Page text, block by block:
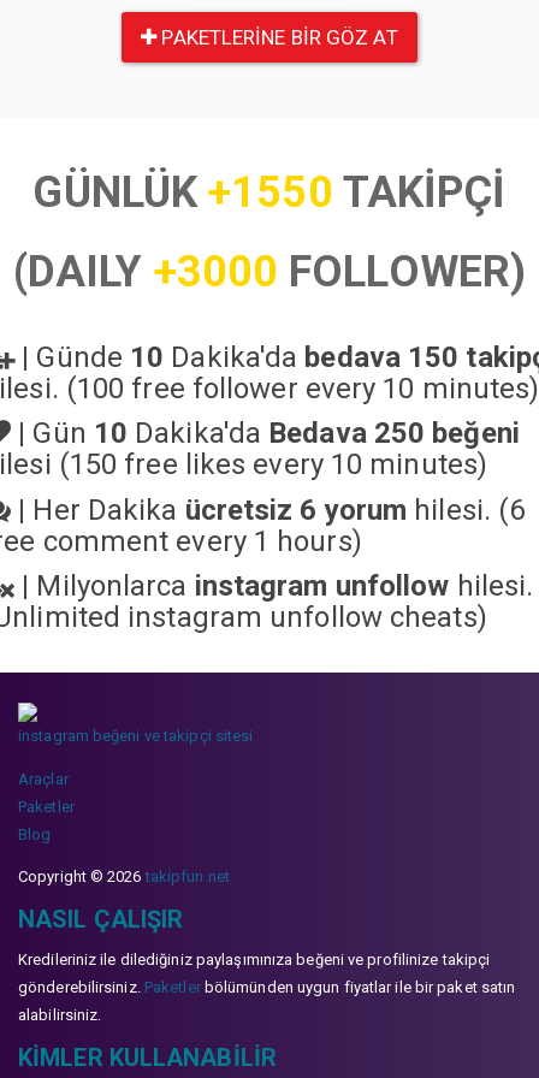
PAKETLERINE BIR GÖZ AT
GÜNLÜK+1550 TAKİPÇİ
(DAILY +3000 FOLLOWER)
| Günde 10 Dakika'da bedava 150
(100 free follower every 10 minutes)
| Gün 10 Dakika'da Bedava 250 beğeni
(150 free likes every 10 minutes)
| Her Dakika ücretsiz 6 yorum hilesi. (6
comment every 1 hours)
| Milyonlarca instagram unfollow hilesi.
instagram unfollow cheats)
instagram beğeni ve takipçi sitesi
Araçlar
Paketler
Blog
Copyright © 2026takipfun.net
NASIL ÇALIŞIR
Kredileriniz ile dilediğiniz paylaşımınıza beğeni ve profilinize takipçi
gönderebilirsiniz. Paketlerbölümünden uygun fiyatlar ile bir paket satın
alabilirsiniz.
KIMLER KULLANABILIR